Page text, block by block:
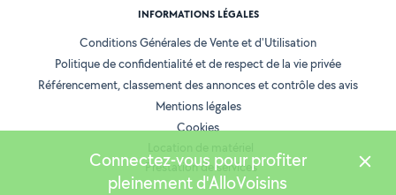
INFORMATIONS LÉGALES
Conditions Générales de Vente et d'Utilisation
Politique de confidentialité et de respect de la vie privée
Référencement, classement des annonces et contrôle des avis
Mentions légales
Cookies
Prestation de services
Connectez-vous pour profiter
pleinement d'AlloVoisins